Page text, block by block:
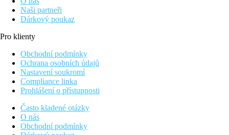
Naši partneři
Dárkový poukaz
Pro klienty
Obchodní podmínky
Ochrana osobních údajů
Nastavení soukromí
Compliance linka
Prohlášení o přístupnosti
Často kladené otázky
O nás
Obchodní podmínky